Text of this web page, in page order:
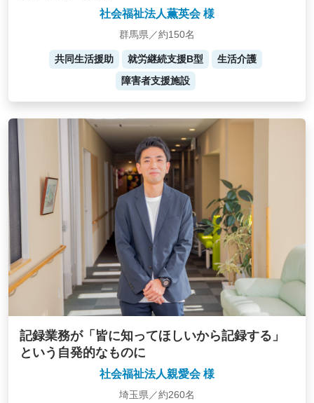
社会福祉法人薫英会 様
群馬県／約150名
共同生活援助 就労継続支援B型
生活介護
障害者支援施設
記録業務が「皆に知ってほしいから記録する」
という自発的なものに
社会福祉法人親愛会 様
埼玉県／約260名